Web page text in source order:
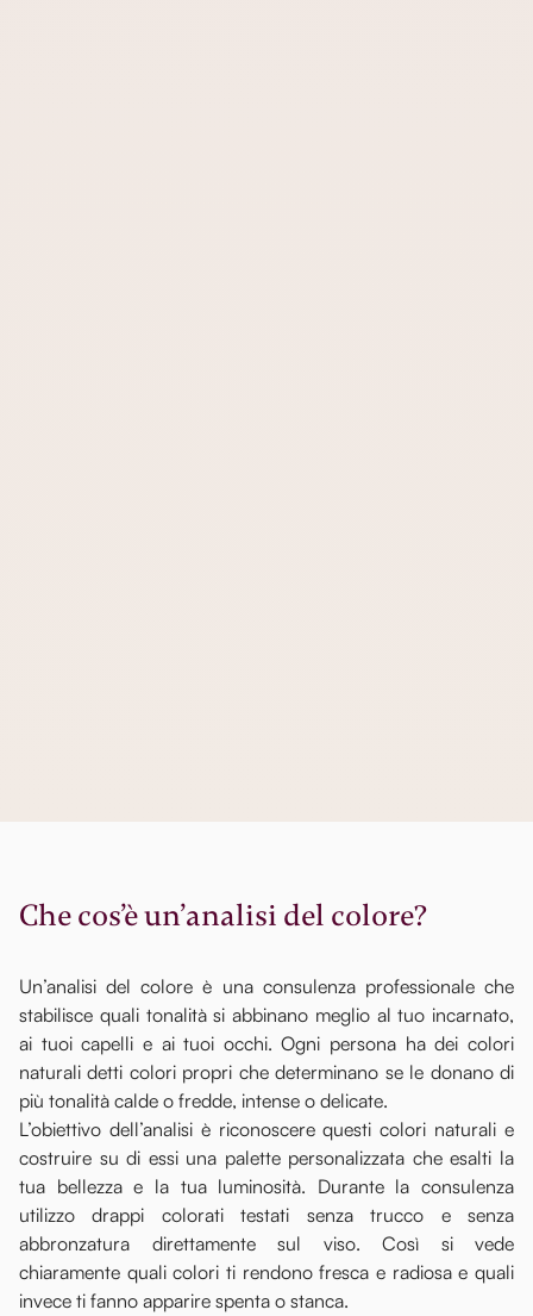
Che cos’è un’analisi del colore?
Un’analisi del colore è una consulenza professionale che
stabilisce quali tonalità si abbinano meglio al tuo incarnato,
ai tuoi capelli e ai tuoi occhi. Ogni persona ha dei colori
naturali detti colori propri che determinano se le donano di
più tonalità calde o fredde, intense o delicate.
L’obiettivo dell’analisi è riconoscere questi colori naturali e
costruire su di essi una palette personalizzata che esalti la
tua bellezza e la tua luminosità. Durante la consulenza
utilizzo drappi colorati testati senza trucco e senza
abbronzatura direttamente sul viso. Così si vede
chiaramente quali colori ti rendono fresca e radiosa e quali
invece ti fanno apparire spenta o stanca.